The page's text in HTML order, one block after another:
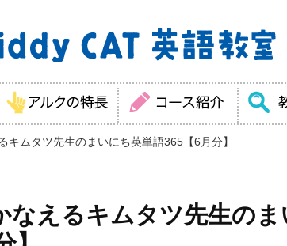
キムタツ先生のまいにち英単語365【6月分】
なえるキムタツ先生の